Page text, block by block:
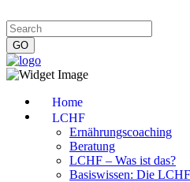
Home
LCHF
Ernährungscoaching
Beratung
LCHF – Was ist das?
Basiswissen: Die